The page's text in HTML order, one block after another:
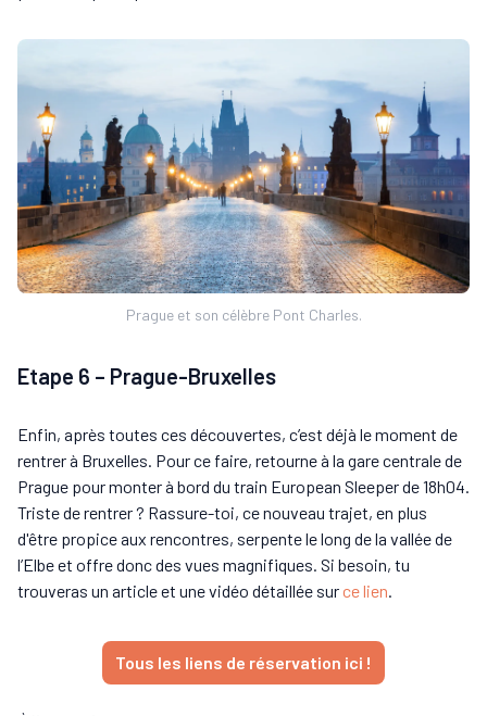
Prague et son célèbre Pont Charles.
Etape 6 – Prague-Bruxelles
Enfin, après toutes ces découvertes, c’est déjà le moment de
rentrer à Bruxelles. Pour ce faire, retourne à la gare centrale de
Prague pour monter à bord du train European Sleeper de 18h04.
Triste de rentrer ? Rassure-toi, ce nouveau trajet, en plus
d'être propice aux rencontres, serpente le long de la vallée de
l’Elbe et offre donc des vues magnifiques. Si besoin, tu
trouveras un article et une vidéo détaillée sur ce lien
Tous les liens de réservation ici !